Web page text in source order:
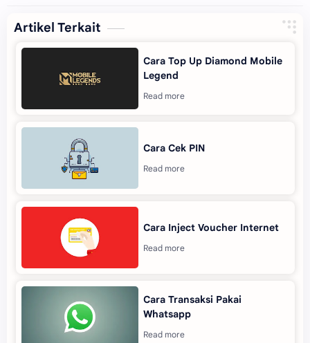
Artikel Terkait
Cara Top Up Diamond Mobile
Legend
Cara Cek PIN
Cara Inject Voucher Internet
Cara Transaksi Pakai
Whatsapp